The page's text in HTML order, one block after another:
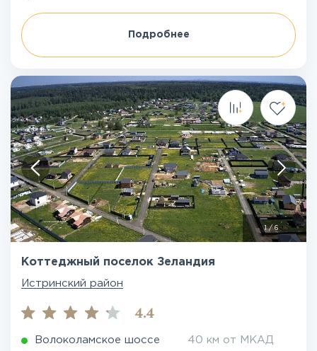
Подробнее
1/6
Коттеджный поселок Зеландия
Истринский район
4.4
Волоколамское шоссе 40 км от МКАД